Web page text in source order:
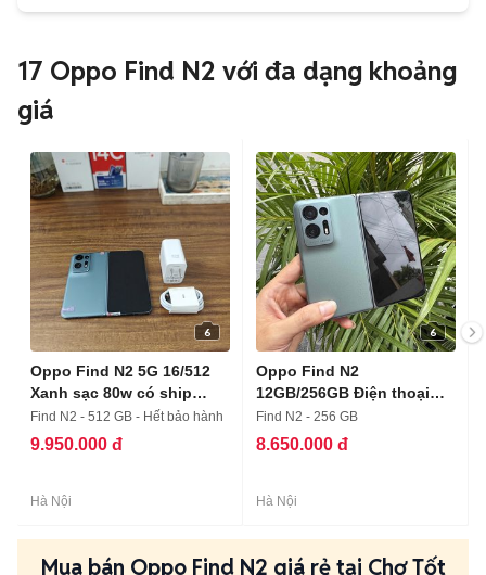
17 Oppo Find N2 với đa dạng khoảng
giá
6
Oppo Find N2 5G 16/512
Xanh sạc 80w có ship
COD
Find N2 - 512 GB - Hết bảo hành
9.950.000 đ
Hà Nội
6
Oppo Find N2
12GB/256GB Điện thoại
gập
Find N2 - 256 GB
8.650.000 đ
Hà Nội
Mua bán Oppo Find N2 giá rẻ tại Chợ Tốt